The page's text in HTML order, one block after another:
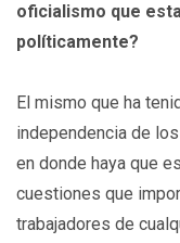
oficialismo que
políticamente?
El mismo que ha
independencia de
en donde haya que
cuestiones que
trabajadores de